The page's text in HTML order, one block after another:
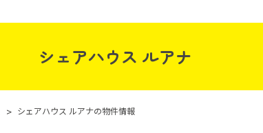
シェアハウス ルアナ
> シェアハウス ルアナの物件情報